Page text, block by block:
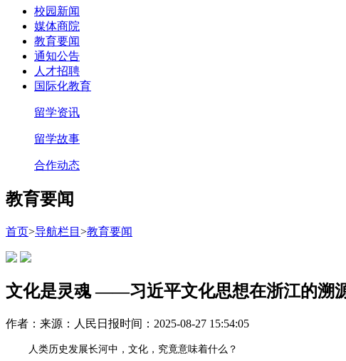
校园新闻
媒体商院
教育要闻
通知公告
人才招聘
国际化教育
留学资讯
留学故事
合作动态
教育要闻
首页>导航栏目 >教育要闻
文化是灵魂 ——习近平文化思想在浙江的溯
作者： 来源：人民日报时间：2025-08-27 15:54:05
人类历史发展长河中，文化，究竟意味着什么？